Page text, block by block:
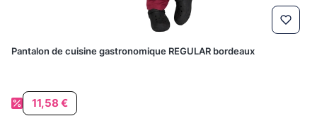
Pantalon de cuisine gastronomique REGULAR bordeaux
Prix promotionnel
11,58 €